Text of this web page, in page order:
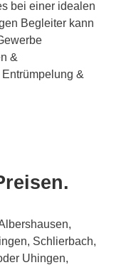
bei einer idealen
Begleiter kann
&
&
Schlierbach,
Uhingen,